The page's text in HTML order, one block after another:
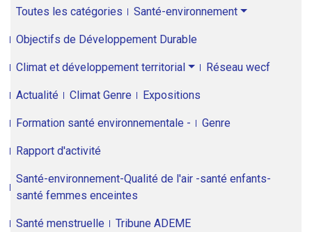
Toutes les catégories Santé-environnement
Objectifs de Développement Durable
Climat et développement territorial Réseau wecf
Actualité Climat Genre Expositions
Formation santé environnementale - Genre
Rapport d'activité
Santé-environnement-Qualité de l'air -santé enfants-
santé femmes enceintes
Santé menstruelle Tribune ADEME